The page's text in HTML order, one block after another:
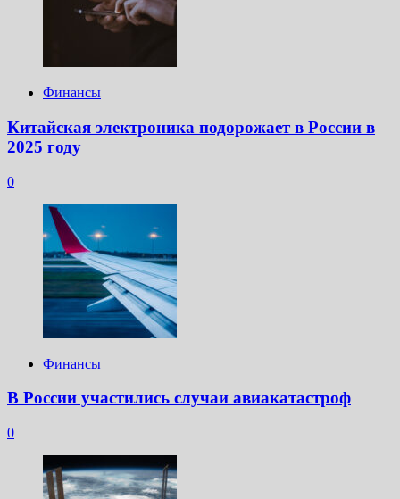
Финансы
Китайская электроника подорожает в России в
2025 году
0
Финансы
В России участились случаи авиакатастроф
0